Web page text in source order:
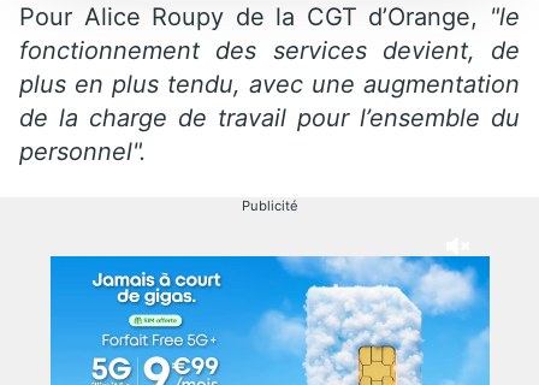
Pour Alice Roupy de la CGT d’Orange, "le
fonctionnement des services devient, de
plus en plus tendu, avec une augmentation
de la charge de travail pour l’ensemble du
personnel".
Publicité